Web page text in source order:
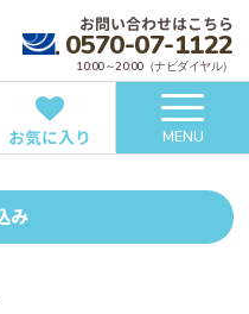
お問い合わせはこちら
0570-07-1122
10:00～20:00（ナビダイヤル）
お気に入り MENU
み